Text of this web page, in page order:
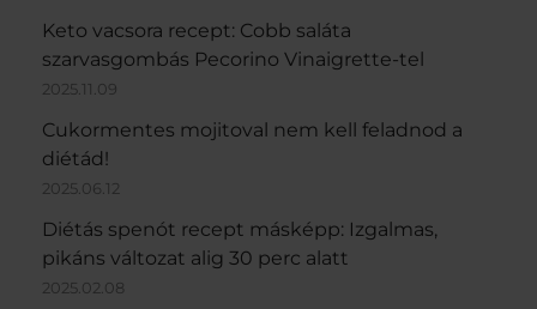
Keto vacsora recept: Cobb saláta
szarvasgombás Pecorino Vinaigrette-tel
2025.11.09
Cukormentes mojitoval nem kell feladnod a
diétád!
2025.06.12
Diétás spenót recept másképp: Izgalmas,
pikáns változat alig 30 perc alatt
2025.02.08